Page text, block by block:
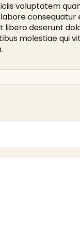
voluptatem
consequatur
libero deserunt
molestiae qui